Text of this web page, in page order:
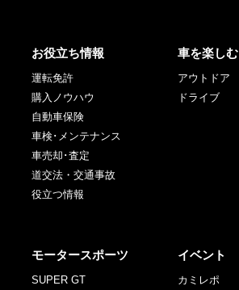
お役立ち情報
運転免許
購入ノウハウ
自動車保険
車検･メンテナンス
車売却･査定
道交法・交通事故
役立つ情報
車を楽しむ
アウトドア
ドライブ
モータースポーツ
SUPER GT
イベント
カミレポ